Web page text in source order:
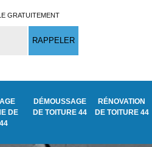
GRATUITEMENT
DE
DÉMOUSSAGE
DE TOITURE 44
RÉNOVATION
DE TOITURE 44